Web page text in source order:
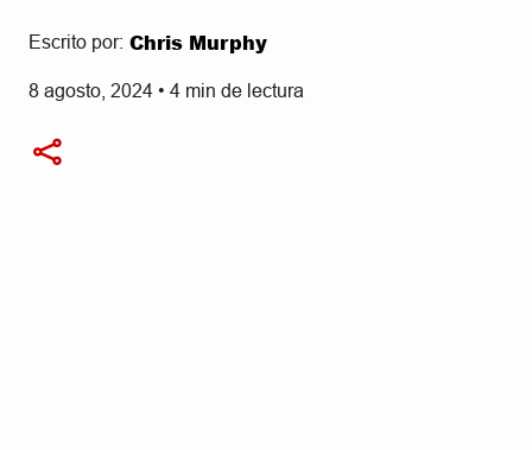
Escrito por: Chris Murphy
8 agosto, 2024 • 4 min de lectura